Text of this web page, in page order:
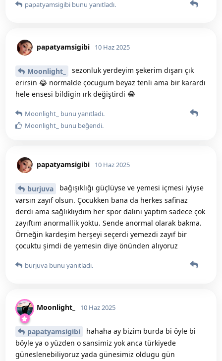
papatyamsigibi bunu yanıtladı.
papatyamsigibi 10 Haz 2025
Moonlight_
sezonluk yerdeyim şekerim dışarı çık
erirsin 😂 normalde çocugum beyaz tenli ama bir karardı
hele ensesi bildigin ırk değiştirdi 😂
Moonlight_ bunu yanıtladı.
Moonlight_ bunu beğendi.
papatyamsigibi 10 Haz 2025
burjuva
bağışıklığı güçlüyse ve yemesi içmesi iyiyse
varsın zayıf olsun. Çocukken bana da herkes safinaz
derdi ama sağlıklıydım her spor dalını yaptım sadece çok
zayıftım anormallik yoktu. Sende anormal olarak bakma.
Örneğin kardeşim herşeyi seçerdi yemezdi zayıf bir
çocuktu şimdi de yemesin diye önünden alıyoruz
burjuva bunu yanıtladı.
Moonlight_ 10 Haz 2025
papatyamsigibi
hahaha ay bizim burda bi öyle bi
böyle ya o yüzden o sansimiz yok anca türkiyede
güneslenebiliyoruz yada günesimiz oldugu gün